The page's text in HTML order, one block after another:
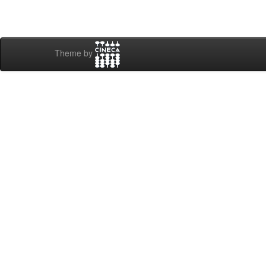
Theme by